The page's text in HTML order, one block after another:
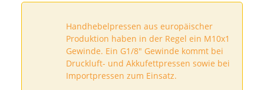
Handhebelpressen aus europäischer
Produktion haben in der Regel ein M10x1
Gewinde. Ein G1/8" Gewinde kommt bei
Druckluft- und Akkufettpressen sowie bei
Importpressen zum Einsatz.